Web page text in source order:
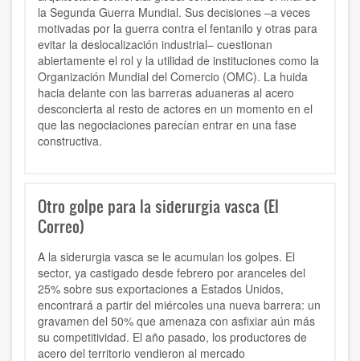
la Segunda Guerra Mundial. Sus decisiones –a veces
motivadas por la guerra contra el fentanilo y otras para
evitar la deslocalización industrial– cuestionan
abiertamente el rol y la utilidad de instituciones como la
Organización Mundial del Comercio (OMC). La huida
hacia delante con las barreras aduaneras al acero
desconcierta al resto de actores en un momento en el
que las negociaciones parecían entrar en una fase
constructiva.
Otro golpe para la siderurgia vasca (El
Correo)
A la siderurgia vasca se le acumulan los golpes. El
sector, ya castigado desde febrero por aranceles del
25% sobre sus exportaciones a Estados Unidos,
encontrará a partir del miércoles una nueva barrera: un
gravamen del 50% que amenaza con asfixiar aún más
su competitividad. El año pasado, los productores de
acero del territorio vendieron al mercado